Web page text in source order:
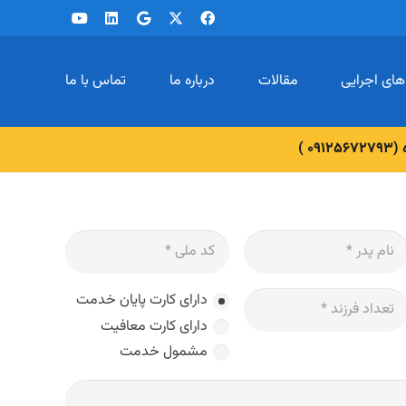
های اجرایی مقالات درباره ما تماس با ما
)
دارای کارت پایان خدمت
دارای کارت معافیت
مشمول خدمت